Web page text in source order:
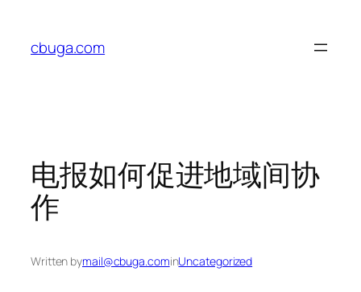
content
cbuga.com
电报如何促进地域间协
作
Written bymail@cbuga.cominUncategorized